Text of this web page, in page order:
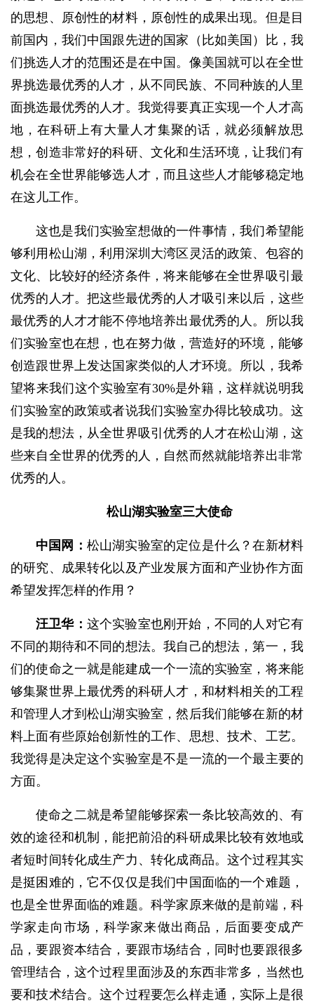
的思想、原创性的材料，原创性的成果出现。但是目
前国内，我们中国跟先进的国家（比如美国）比，我
们挑选人才的范围还是在中国。像美国就可以在全世
界挑选最优秀的人才，从不同民族、不同种族的人里
面挑选最优秀的人才。我觉得要真正实现一个人才高
地，在科研上有大量人才集聚的话，就必须解放思
想，创造非常好的科研、文化和生活环境，让我们有
机会在全世界能够选人才，而且这些人才能够稳定地
在这儿工作。
这也是我们实验室想做的一件事情，我们希望能
够利用松山湖，利用深圳大湾区灵活的政策、包容的
文化、比较好的经济条件，将来能够在全世界吸引最
优秀的人才。把这些最优秀的人才吸引来以后，这些
最优秀的人才才能不停地培养出最优秀的人。所以我
们实验室也在想，也在努力做，营造好的环境，能够
创造跟世界上发达国家类似的人才环境。所以，我希
望将来我们这个实验室有30%是外籍，这样就说明我
们实验室的政策或者说我们实验室办得比较成功。这
是我的想法，从全世界吸引优秀的人才在松山湖，这
些来自全世界的优秀的人，自然而然就能培养出非常
优秀的人。
松山湖实验室三大使命
中国网： 松山湖实验室的定位是什么？在新材料
的研究、成果转化以及产业发展方面和产业协作方面
希望发挥怎样的作用？
汪卫华： 这个实验室也刚开始，不同的人对它有
不同的期待和不同的想法。我自己的想法，第一，我
们的使命之一就是能建成一个一流的实验室，将来能
够集聚世界上最优秀的科研人才，和材料相关的工程
和管理人才到松山湖实验室，然后我们能够在新的材
料上面有些原始创新性的工作、思想、技术、工艺。
我觉得是决定这个实验室是不是一流的一个最主要的
方面。
使命之二就是希望能够探索一条比较高效的、有
效的途径和机制，能把前沿的科研成果比较有效地或
者短时间转化成生产力、转化成商品。这个过程其实
是挺困难的，它不仅仅是我们中国面临的一个难题，
也是全世界面临的难题。科学家原来做的是前端，科
学家走向市场，科学家来做出商品，后面要变成产
品，要跟资本结合，要跟市场结合，同时也要跟很多
管理结合，这个过程里面涉及的东西非常多，当然也
要和技术结合。这个过程要怎么样走通，实际上是很